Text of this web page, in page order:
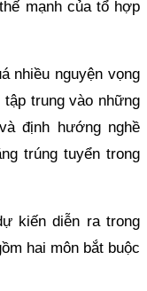
mạnh của tổ hợp
nhiều nguyện vọng
trung vào những
định hướng nghề
trúng tuyển trong
kiến diễn ra trong
hai môn bắt buộc